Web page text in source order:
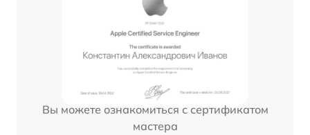
Вы можете ознакомиться с сертификатом
мастера